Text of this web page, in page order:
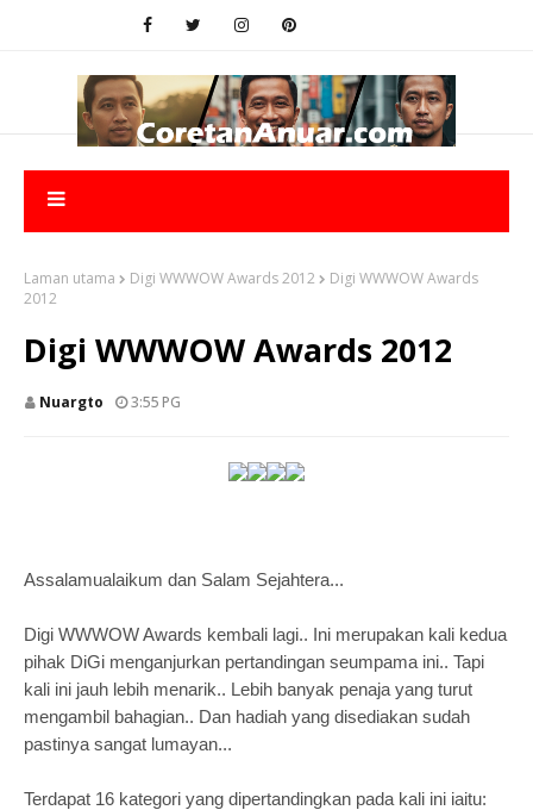
Laman utama Digi WWWOW Awards 2012
Digi WWWOW Awards
2012
Digi WWWOW Awards 2012
Nuargto 3:55 PG
Assalamualaikum dan Salam Sejahtera...
Digi WWWOW Awards kembali lagi.. Ini merupakan kali kedua
pihak DiGi menganjurkan pertandingan seumpama ini.. Tapi
kali ini jauh lebih menarik.. Lebih banyak penaja yang turut
mengambil bahagian.. Dan hadiah yang disediakan sudah
pastinya sangat lumayan...
Terdapat 16 kategori yang dipertandingkan pada kali ini iaitu: